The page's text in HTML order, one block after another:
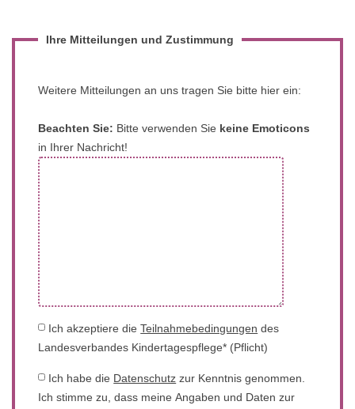
Ihre Mitteilungen und Zustimmung
Weitere Mitteilungen an uns tragen Sie bitte hier ein:
Beachten Sie: Bitte verwenden Sie keine Emoticons
in Ihrer Nachricht!
Ich akzeptiere dieTeilnahmebedingungen des
Landesverbandes Kindertagespflege* (Pflicht)
Ich habe die Datenschutz zur Kenntnis genommen.
Ich stimme zu, dass meine Angaben und Daten zur